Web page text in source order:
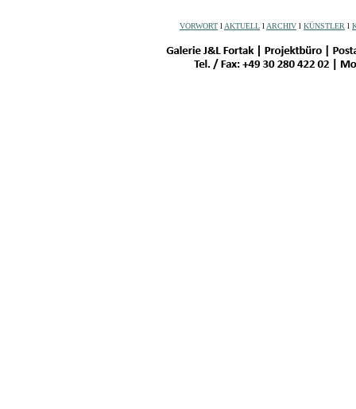
VORWORT l AKTUELL l ARCHIV l KÜNSTLER l